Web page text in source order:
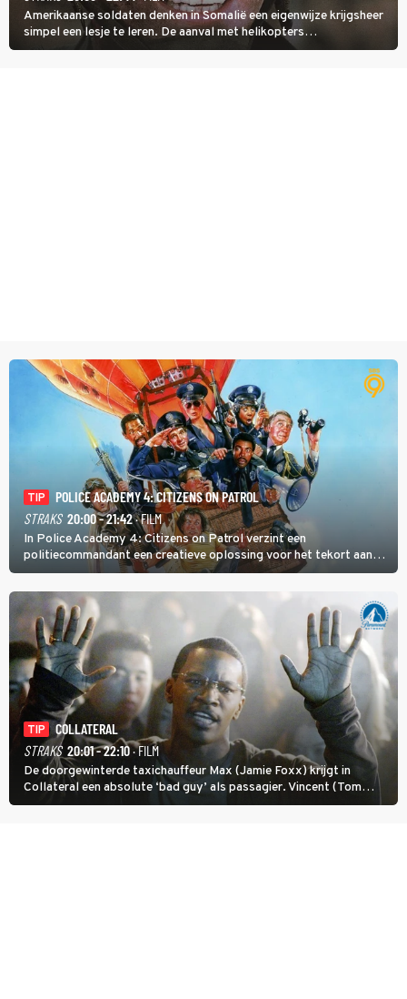
Amerikaanse soldaten denken in Somalië een eigenwijze krijgsheer
simpel een lesje te leren. De aanval met helikopters
verloopt in Black Hawk down dramatisch.
TIP
POLICE ACADEMY 4: CITIZENS ON PATROL
STRAKS 20:00 - 21:42· FILM
In Police Academy 4: Citizens on Patrol verzint een
politiecommandant een creatieve oplossing voor het tekort aan
agenten.
TIP
COLLATERAL
STRAKS 20:01 - 22:10· FILM
De doorgewinterde taxichauffeur Max (Jamie Foxx) krijgt in
Collateral een absolute ‘bad guy’ als passagier. Vincent (Tom
Cruise) heeft hem nodig om hem de stad door te loodsen om een